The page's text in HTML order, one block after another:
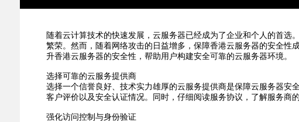
随着云计算技术的快速发展，云服务器已经成为了企业和个人的首选
繁荣。然而，随着网络攻击的日益增多，保障香港云服务器的安全性
升香港云服务器的安全性，帮助用户构建安全可靠的云服务器环境。
选择可靠的云服务提供商
选择一个信誉良好、技术实力雄厚的云服务提供商是保障云服务器安
客户评价以及安全认证情况。同时，仔细阅读服务协议，了解服务商
强化访问控制与身份验证